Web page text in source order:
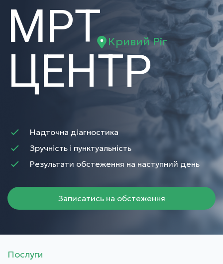
МРТ Кривий Ріг
ЦЕНТР
Надточна діагностика
Зручність і пунктуальність
Результати обстеження на наступний день
Записатись на обстеження
Послуги